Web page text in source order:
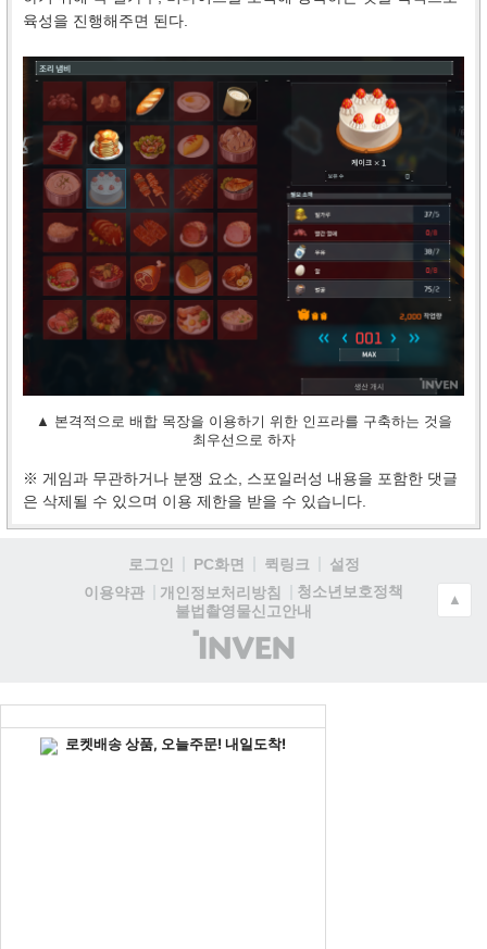
육성을 진행해주면 된다.
▲ 본격적으로 배합 목장을 이용하기 위한 인프라를 구축하는 것을
최우선으로 하자
※ 게임과 무관하거나 분쟁 요소, 스포일러성 내용을 포함한 댓글
은 삭제될 수 있으며 이용 제한을 받을 수 있습니다.
로그인 PC화면 퀵링크
설정
이용약관
개인정보처리방침
청소년보호정책
불법촬영물신고안내
(주)
인
▲